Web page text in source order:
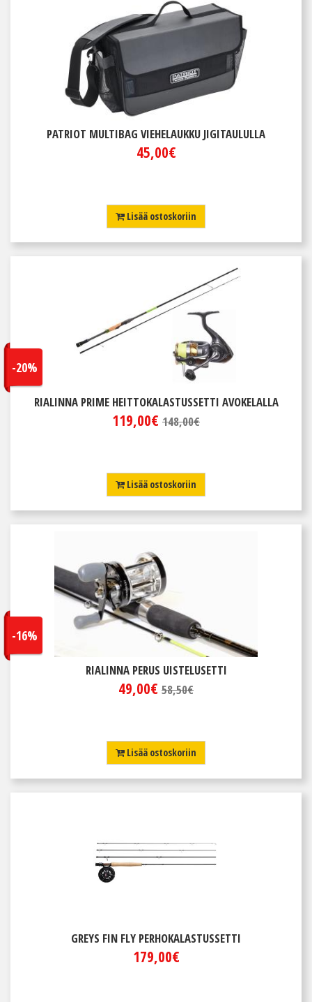
PATRIOT MULTIBAG VIEHELAUKKU JIGITAULULLA
45,00€
Lisää ostoskoriin
RIALINNA PRIME HEITTOKALASTUSSETTI AVOKELALLA
119,00€
-20%
148,00€
Lisää ostoskoriin
RIALINNA PERUS UISTELUSETTI
49,00€
-16%
58,50€
Lisää ostoskoriin
GREYS FIN FLY PERHOKALASTUSSETTI
179,00€